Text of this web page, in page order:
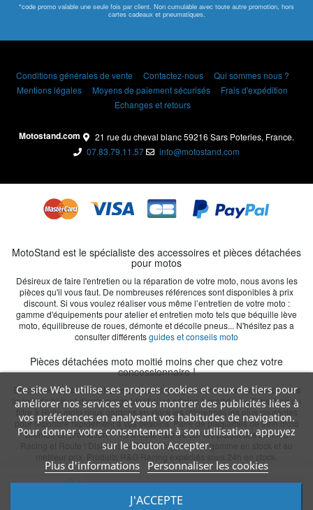
*code promo valable une seule fois par client. Non cumulable avec toute autre promotion, hors
cartes cadeaux et pneumatiques.
Conditions générales de vente Contactez-nous
Qui sommes nous ?
Mentions légales
Moyens de paiement sécurisés
Frais d'expédition
Echanges et retours
Motostand.com
21 rue du cheval blanc 59216 Sars Poteries, France.
07.83.79.11.57
info@motostand.com
Ce site Web utilise ses propres cookies et ceux de tiers pour
améliorer nos services et vous montrer des publicités liées à
vos préférences en analysant vos habitudes de navigation.
Pour donner votre consentement à son utilisation, appuyez
sur le bouton Accepter.
Plus d'informations Personnaliser les cookies
J'ACCEPTE
MotoStand est le spécialiste des accessoires et pièces détachées
pour motos
Désireux de faire l'entretien ou la réparation de votre moto, nous avons les
pièces qu'il vous faut. De nombreuses références sont disponibles à prix
discount. Si vous voulez réaliser vous même l’entretien de votre moto :
gamme d'équipements pour atelier et entretien moto tels que béquille lève
moto, équilibreuse de roues, démonte et décolle pneus... N'hésitez pas a
consulter différentsguides et conseils moto
Pièces détachées moto moitié moins cher que chez votre
concessionnaire !
En cas de casse ou chute, les éléments d'origine sont remplaçables par nos
leviers de frein et d'embrayage identiques origine à moitié prix. Filtre à air ou
filtre à Huile moto nous gardons en stock les références les plus courantes
pour répondre rapidement à vos besoins. Paire de plaquettes de frein moto
Brembo en promotion : - 15% toute l'année sur les plaquettes Brembo
Racing et Route ! Distributeur GB Racing, toute la gamme en stock et au
web-creativite © 2026 - Motostand.